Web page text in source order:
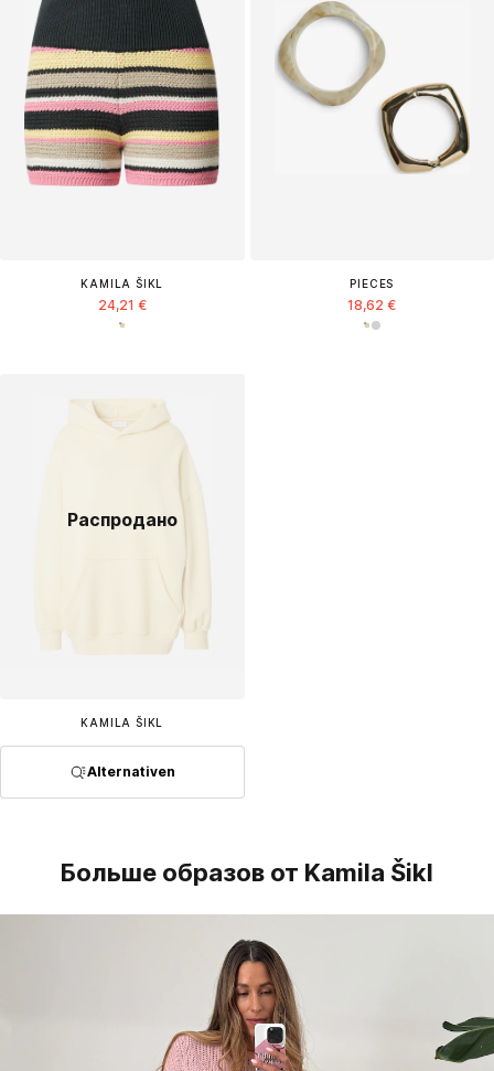
KAMILA ŠIKL
24,21 €
PIECES
18,62 €
Распродано
KAMILA ŠIKL
Alternativen
Больше образов от Kamila Šikl